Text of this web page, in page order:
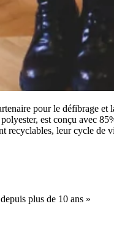
pour le défibrage
est conçu avec
recyclables, leur cycle de
plus de 10 ans »